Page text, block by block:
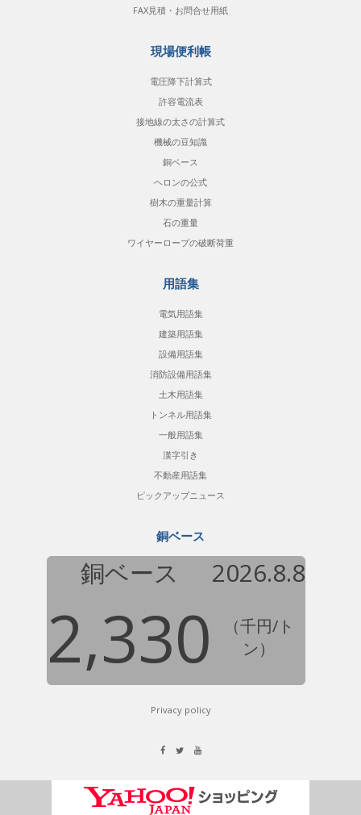
FAX見積・お問合せ用紙
現場便利帳
電圧降下計算式
許容電流表
接地線の太さの計算式
機械の豆知識
銅ベース
ヘロンの公式
樹木の重量計算
石の重量
ワイヤーロープの破断荷重
用語集
電気用語集
建築用語集
設備用語集
消防設備用語集
土木用語集
トンネル用語集
一般用語集
漢字引き
不動産用語集
ピックアップニュース
銅ベース
銅ベース 2026.8.8
2,330
（千円/ト
ン）
Privacy policy